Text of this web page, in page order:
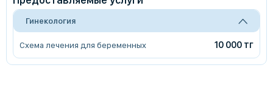
Гинекология
Схема лечения для беременных 10 000 тг